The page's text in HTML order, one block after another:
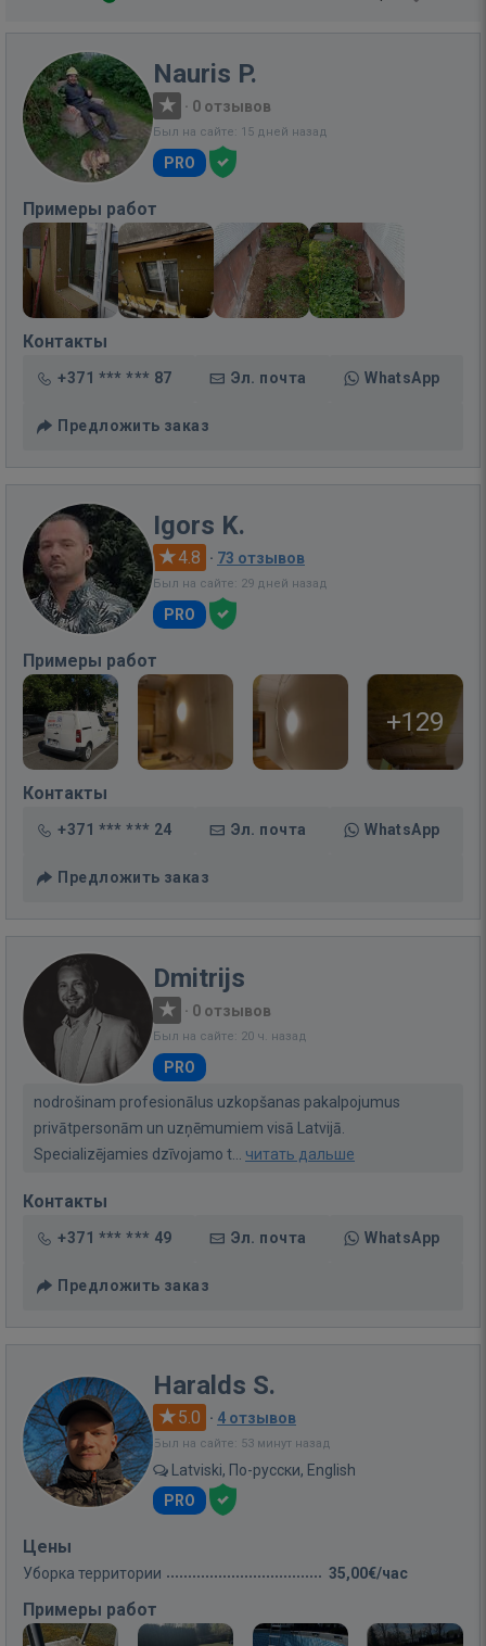
Nauris P.
· 0 отзывов
Был на сайте: 15 дней назад
PRO
Примеры работ
Контакты
+371 *** *** 87 Эл. почта WhatsApp
Предложить заказ
Igors K.
4.8 · 73 отзывов
Был на сайте: 29 дней назад
PRO
Примеры работ
+129
Контакты
+371 *** *** 24 Эл. почта WhatsApp
Предложить заказ
Dmitrijs
· 0 отзывов
Был на сайте: 20 ч. назад
PRO
nodrošinam profesionālus uzkopšanas pakalpojumus
privātpersonām un uzņēmumiem visā Latvijā.
Specializējamies dzīvojamo t... читать дальше
Контакты
+371 *** *** 49 Эл. почта WhatsApp
Предложить заказ
Haralds S.
5.0 · 4 отзывов
Был на сайте: 53 минут назад
Latviski, По-русски, English
PRO
Цены
Уборка территории 35,00€/час
Примеры работ